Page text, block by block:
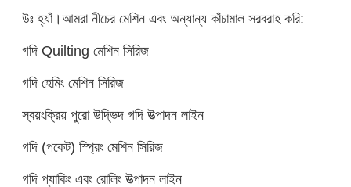
উঃ হ্যাঁ।আমরা নীচের মেশিন এবং অন্যান্য কাঁচামাল সরবরাহ করি:
গদি Quilting মেশিন সিরিজ
গদি হেমিং মেশিন সিরিজ
স্বয়ংক্রিয় পুরো উদ্ভিদ গদি উত্পাদন লাইন
গদি (পকেট) স্প্রিং মেশিন সিরিজ
গদি প্যাকিং এবং রোলিং উত্পাদন লাইন